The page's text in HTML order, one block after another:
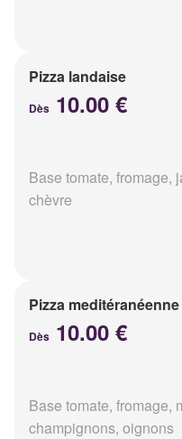
Pizza landaise
Dès 10.00 €
Base tomate, fromage,
chèvre
Pizza meditéranéenne
Dès 10.00 €
Base tomate, fromage,
champignons, oignons